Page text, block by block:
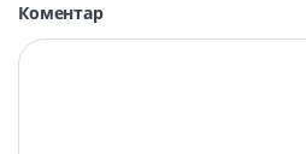
Коментар